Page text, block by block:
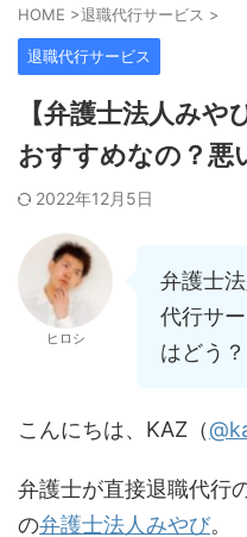
HOME >退職代行サービス >
退職代行サービス
【弁護士法人みや
おすすめなの？悪
2022年12月5日
ヒロシ
弁護士
代行サ
はどう？
こんにちは、KAZ（
弁護士が直接退職代行
の弁護士法人みやび。